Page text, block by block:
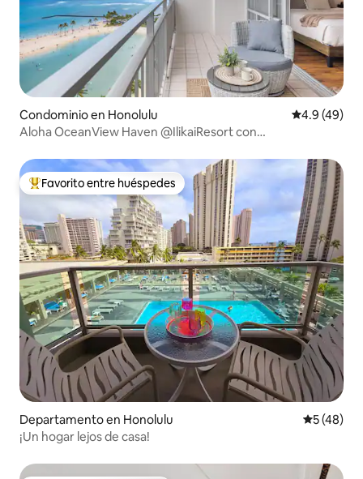
Condominio en Honolulu Calificación
4.9 (49)
Aloha OceanView Haven @IlikaiResort con
De los mejores en Favorito entre huéspedes
Favorito entre huéspedes
Departamento en Honolulu
5 (48)
¡Un hogar lejos de casa!